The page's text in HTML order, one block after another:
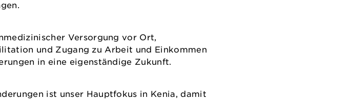
Versorgung vor Ort,
und Zugang zu Arbeit und Einkommen
in eine eigenständige Zukunft.
ist unser Hauptfokus in Kenia, damit